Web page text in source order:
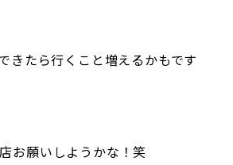
きたら行くこと増えるかもです
お願いしようかな！笑